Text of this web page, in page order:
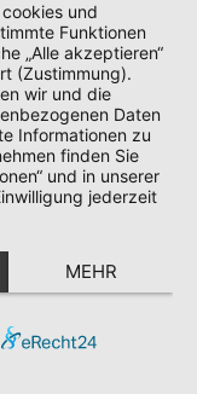
30-60 % mehr
größere
sind mittlerweile in
von Grund auf
optimiert ist. Dazu
und
Funktionen
„Alle akzeptieren“
(Zustimmung).
wir und die
Daten
Informationen zu
finden Sie
und in unserer
jederzeit
MEHR